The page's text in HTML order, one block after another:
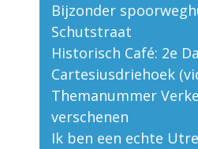
Bijzonder
Schutstraat
Historisch Café: 2e
Cartesiusdriehoek
Themanummer
verschenen
Ik ben een echte